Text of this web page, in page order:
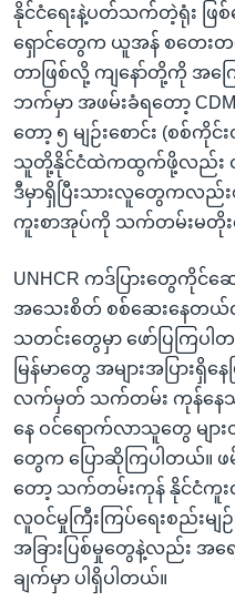
နိုင်ငံရေးနဲ့ပတ်သက်တဲ့ရုံး ဖြစ်
ရှောင်တွေက ယူအန် စတေးတပ်
တာဖြစ်လို့ ကျနော်တို့ကို အကြ
ဘက်မှာ အဖမ်းခံရတော့
တော့ ၅ မျဉ်းစောင်း (စစ်
သူတို့နိုင်ငံထဲကထွက်ဖို့လည်း တ
ဒီမှာရှိပြီးသားလူတွေကလည်း
ကူးစာအုပ်ကို သက်တမ်းမတိုးပ
UNHCR ကဒ်ပြားတွေကိုင်
အသေးစိတ် စစ်ဆေးနေတယ်
သတင်းတွေမှာ ဖော်ပြကြပါ
မြန်မာတွေ အများအပြားရှိနေ
လက်မှတ် သက်တမ်း ကုန်နေသူ
နေ ဝင်ရောက်လာသူတွေ မ
တွေက ပြောဆိုကြပါတယ်။ ဖ
တော့ သက်တမ်းကုန် နိုင်ငံကူ
လူဝင်မှုကြီးကြပ်ရေးစည်းမျ
အခြားပြစ်မှုတွေနဲ့လည်း
ချက်မှာ ပါရှိပါတယ်။